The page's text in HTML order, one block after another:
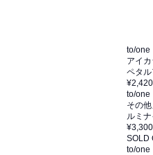
to/one
アイ
ペタ
¥2,420
to/one
その
ルミ
¥3,300
SOLD
to/one